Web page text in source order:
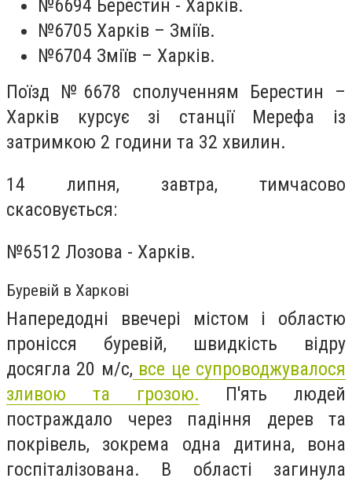
№6694 Берестин - Харків.
№6705 Харків – Зміїв.
№6704 Зміїв – Харків.
Поїзд №6678 сполученням Берестин –
Харків курсує зі станції Мерефа із
затримкою 2 години та 32 хвилин.
14 липня, завтра, тимчасово
скасовується:
№6512 Лозова - Харків.
Буревій в Харкові
Напередодні ввечері містом і областю
пронісся буревій, швидкість відру
досягла 20 м/с, все це супроводжувалося
зливою та грозою. П'ять людей
постраждало через падіння дерев та
покрівель, зокрема одна дитина, вона
госпіталізована. В області загинула